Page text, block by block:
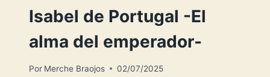
Isabel de Portugal -El
alma del emperador-
Por Merche Braojos 02/07/2025